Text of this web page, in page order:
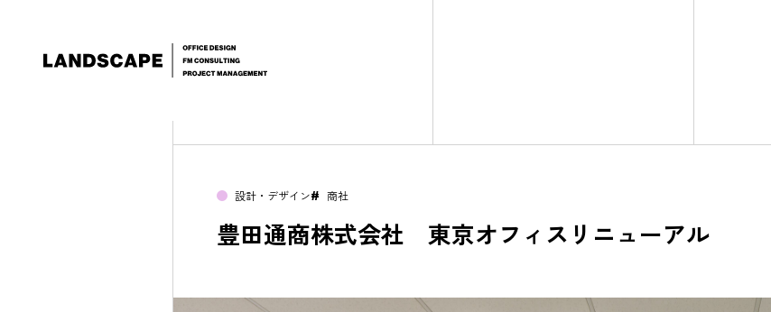
設計・デザイン# 商社
豊田通商株式会社 東京オフィスリニューアル